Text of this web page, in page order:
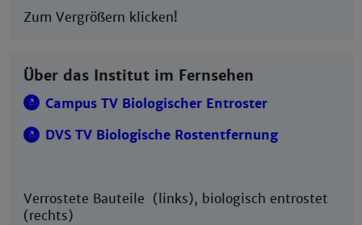
Zum Vergrößern klicken!
Über das Institut im Fernsehen
Campus TV Biologischer Entroster
DVS TV Biologische Rostentfernung
Verrostete Bauteile (links), biologisch entrostet
(rechts)